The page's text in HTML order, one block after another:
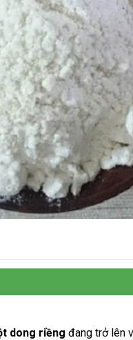
dong riềng đang trở lên